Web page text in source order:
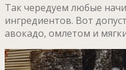
Так чередуем любые
ингредиентов. Вот
авокадо, омлетом и